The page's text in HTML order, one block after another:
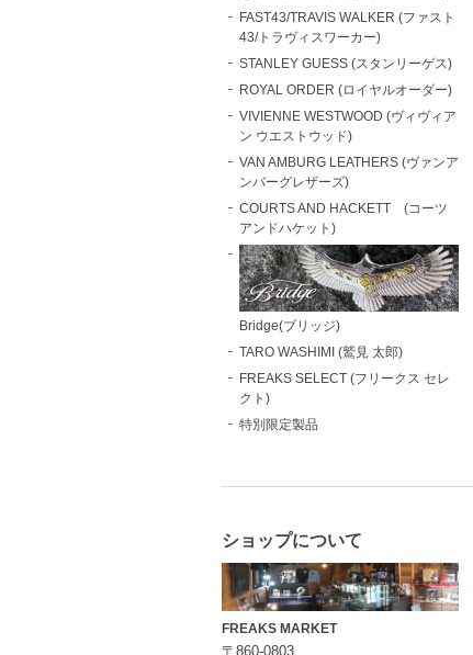
FAST43/TRAVIS WALKER (ファスト
43/トラヴィスワーカー)
STANLEY GUESS (スタンリーゲス)
ROYAL ORDER (ロイヤルオーダー)
VIVIENNE WESTWOOD (ヴィヴィア
ン ウエストウッド)
VAN AMBURG LEATHERS (ヴァンア
ンバーグレザーズ)
COURTS AND HACKETT (コーツ
アンドハケット)
Bridge(ブリッジ)
TARO WASHIMI (鷲見 太郎)
FREAKS SELECT (フリークス セレ
クト)
特別限定製品
ショップについて
FREAKS MARKET
〒860-0803